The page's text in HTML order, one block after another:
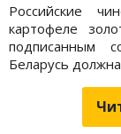
Российские
картофеле
подписанным
Беларусь